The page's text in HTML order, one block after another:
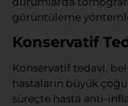
görüntüleme
Konservatif
Konservatif tedavi, bel
hastaların büyük
süreçte hasta anti-